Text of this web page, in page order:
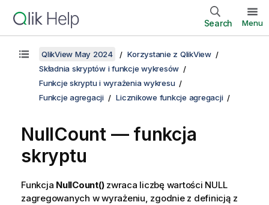
Search Menu
QlikView May 2024
Korzystanie z QlikView
Składnia skryptów i funkcje wykresów
Funkcje skryptu i wyrażenia wykresu
Funkcje agregacji
Licznikowe funkcje agregacji
NullCount — funkcja
skryptu
Funkcja NullCount()zwraca liczbę wartości NULL
zagregowanych w wyrażeniu, zgodnie z definicją z